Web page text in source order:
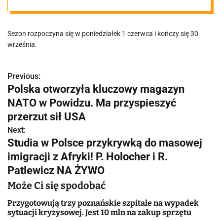
będzie działać
100 kąpielisk
Sezon rozpoczyna się w poniedziałek 1 czerwca i kończy się 30
września.
N
a
w
i
g
a
c
j
Previous:
Polska otworzyła kluczowy magazyn
NATO w Powidzu. Ma przyspieszyć
przerzut sił USA
Next:
Studia w Polsce przykrywką do masowej
imigracji z Afryki! P. Holocher i R.
Patlewicz NA ŻYWO
Może Ci się spodobać
Przygotowują trzy poznańskie szpitale na wypadek
sytuacji kryzysowej. Jest 10 mln na zakup sprzętu